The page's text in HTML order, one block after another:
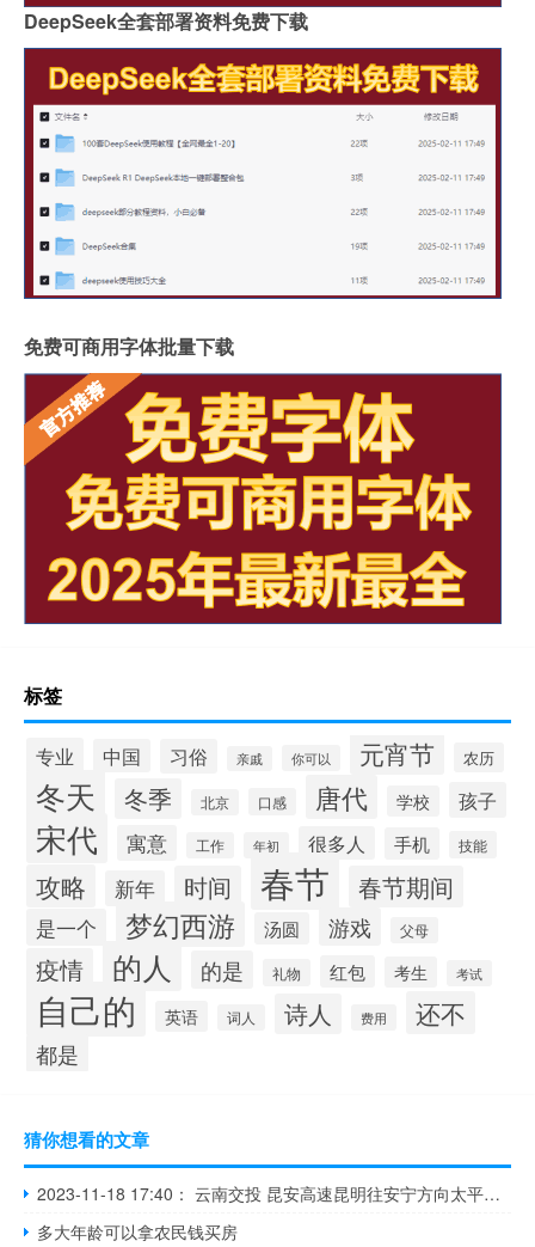
DeepSeek全套部署资料免费下载
免费可商用字体批量下载
标签
专业 中国 习俗 亲戚 你可以 元宵节 农历
冬天 冬季 北京 口感 唐代 学校 孩子
宋代 寓意 工作 年初 很多人 手机 技能
攻略 新年 时间 春节 春节期间
是一个 梦幻西游 汤圆 游戏 父母
疫情 的人 的是 礼物 红包 考生 考试
自己的 英语 词人 诗人 费用 还不
都是
猜你想看的文章
2023-11-18 17:40： 云南交投 昆安高速昆明往安宁方向太平、安宁东站间，一辆货车撞到中央隔离栏后横在路中间，占此路段昆明往安宁方向超车道及两条行车道，交通未中断；为管控在途车流，交警对太平收费站入口往安宁方向的车辆临时交通管制。 ​​​
多大年龄可以拿农民钱买房